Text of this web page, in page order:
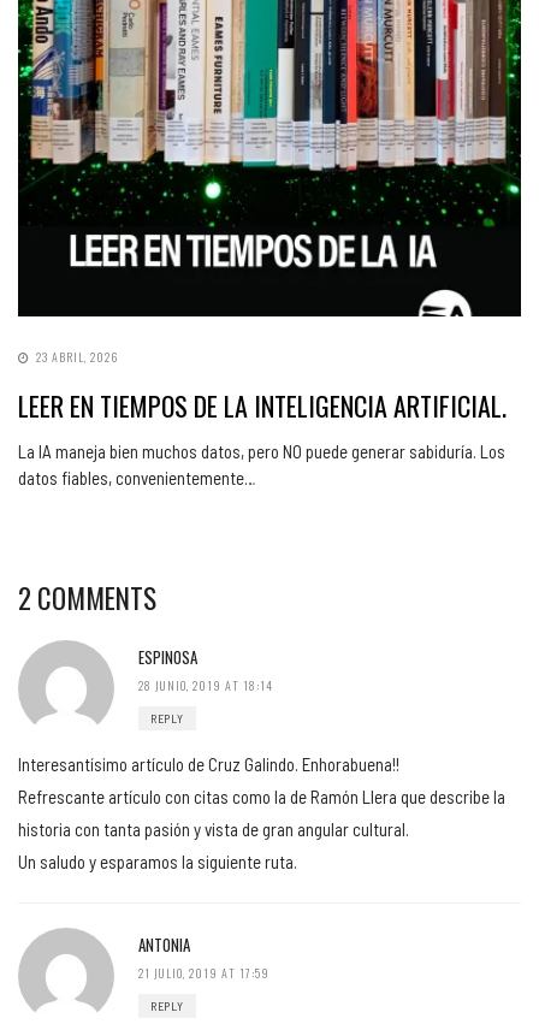
23 ABRIL, 2026
LEER EN TIEMPOS DE LA INTELIGENCIA ARTIFICIAL.
La IA maneja bien muchos datos, pero NO puede generar sabiduría. Los
datos fiables, convenientemente…
2 COMMENTS
ESPINOSA
28 JUNIO, 2019 AT 18:14
REPLY
Interesantísimo artículo de Cruz Galindo. Enhorabuena!!
Refrescante artículo con citas como la de Ramón Llera que describe la
historia con tanta pasión y vista de gran angular cultural.
Un saludo y esparamos la siguiente ruta.
ANTONIA
21 JULIO, 2019 AT 17:59
REPLY